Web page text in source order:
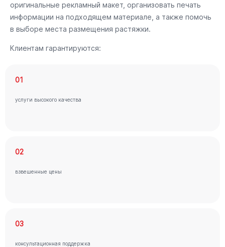
оригинальные рекламный макет, организовать печать
информации на подходящем материале, а также помочь
в выборе места размещения растяжки.
Клиентам гарантируются:
01
услуги высокого качества
02
взвешенные цены
03
консультационная поддержка